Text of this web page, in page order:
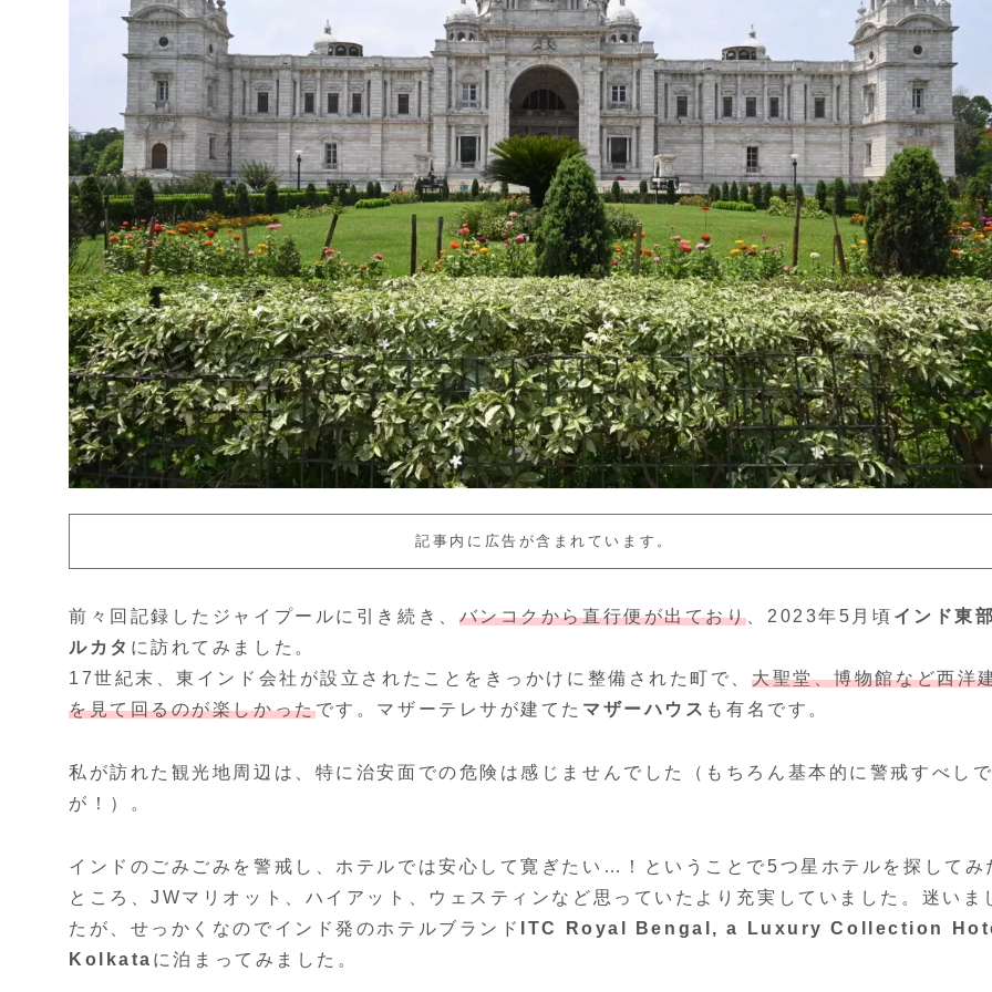
記事内に広告が含まれています。
前々回記録したジャイプールに引き続き、 バンコクから直行便が出ており 、2023年5月頃 インド東
ルカタ に訪れてみました。
17世紀末、東インド会社が設立されたことをきっかけに整備された町で、大聖堂、博物館など西洋
を見て回るのが楽しかったです。マザーテレサが建てた マザーハウス も有名です。
私が訪れた観光地周辺は、特に治安面での危険は感じませんでした（もちろん基本的に警戒すべし
が！）。
インドのごみごみを警戒し、ホテルでは安心して寛ぎたい…！ということで5つ星ホテルを探してみ
ところ、JWマリオット、ハイアット、ウェスティンなど思っていたより充実していました。迷いま
たが、せっかくなのでインド発のホテルブランド
ITC Royal Bengal, a Luxury Collection
Kolkata に泊まってみました。